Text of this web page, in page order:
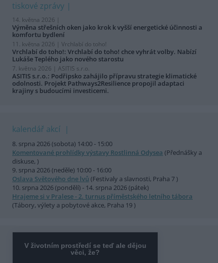
tiskové zprávy
14. května 2026 |
Výměna střešních oken jako krok k vyšší energetické účinnosti a
komfortu bydlení
11. května 2026 | Vrchlabí do toho!
Vrchlabí do toho!: Vrchlabí do toho! chce vyhrát volby. Nabízí
Lukáše Teplého jako nového starostu
7. května 2026 | ASITIS s.r.o.
ASITIS s.r.o.: Podřipsko zahájilo přípravu strategie klimatické
odolnosti. Projekt Pathways2Resilience propojil adaptaci
krajiny s budoucími investicemi.
kalendář akcí
8. srpna 2026 (sobota) 14:00 - 15:00
Komentované prohlídky výstavy Rostlinná Odysea (Přednášky a
diskuse, )
9. srpna 2026 (neděle) 10:00 - 16:00
Oslava Světového dne lvů (Festivaly a slavnosti, Praha 7 )
10. srpna 2026 (pondělí) - 14. srpna 2026 (pátek)
Hrajeme si v Pralese - 2. turnus příměstského letního tábora
(Tábory, výlety a pobytové akce, Praha 19 )